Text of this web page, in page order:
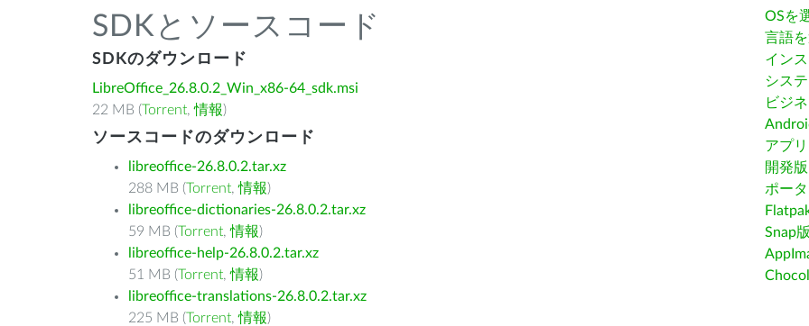
SDKとソースコード
SDKのダウンロード
LibreOffice_26.8.0.2_Win_x86-64_sdk.msi
22 MB (Torrent,情報)
ソースコードのダウンロード
libreoffice-26.8.0.2.tar.xz
288 MB (Torrent,情報)
libreoffice-dictionaries-26.8.0.2.tar.xz
59 MB (Torrent,情報)
libreoffice-help-26.8.0.2.tar.xz
51 MB (Torrent,情報)
libreoffice-translations-26.8.0.2.tar.xz
225 MB (Torrent,情報)
OSを
言語
イン
シス
ビジ
アプ
開発版
ポー
Snap版